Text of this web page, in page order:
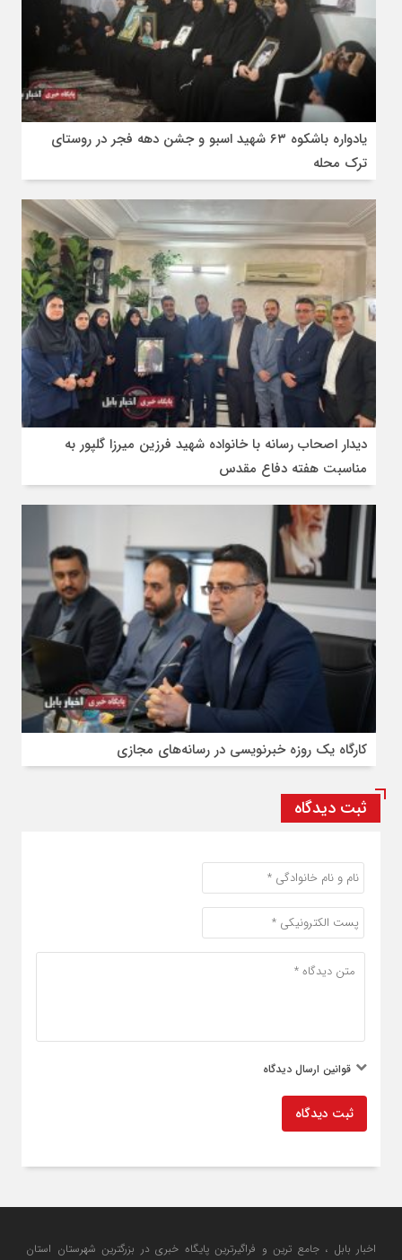
یادواره باشکوه ۶۳ شهید اسبو و جشن دهه فجر در روستای
ترک محله
دیدار اصحاب رسانه با خانواده شهید فرزین میرزا گلپور به
مناسبت هفته دفاع مقدس
کارگاه یک روزه خبرنویسی در رسانه‌های مجازی
ثبت دیدگاه
قوانین ارسال دیدگاه
ثبت دیدگاه
اخبار بابل ، جامع ترین و فراگیرترین پایگاه خبری در بزرگترین شهرستان استان